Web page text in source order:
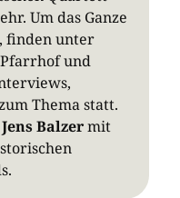
Um das Ganze
finden unter
und
Thema statt.
Jens Balzermit